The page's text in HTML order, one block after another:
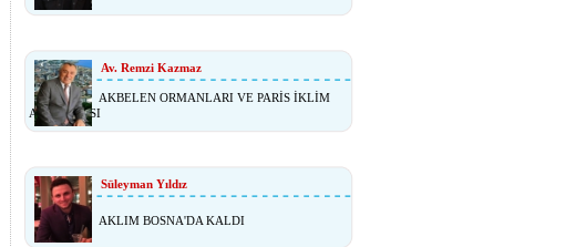
Av. Remzi Kazmaz
AKBELEN ORMANLARI VE PARİS İKLİM
ANLAŞMASI
Süleyman Yıldız
AKLIM BOSNA'DA KALDI